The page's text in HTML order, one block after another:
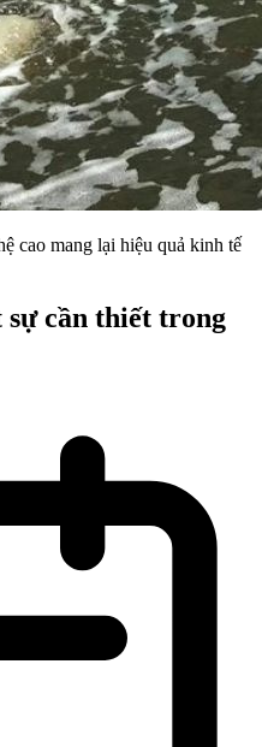
cao mang lại hiệu quả kinh tế
sự cần thiết trong